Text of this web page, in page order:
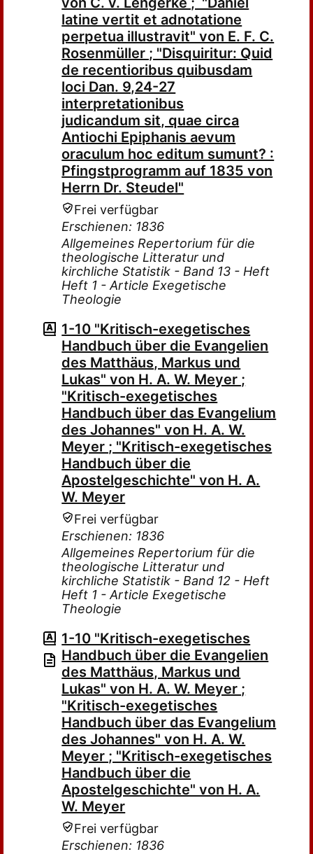
latine vertit et adnotatione
perpetua illustravit" von E. F. C.
Rosenmüller ; "Disquiritur: Quid
de recentioribus quibusdam
loci Dan. 9,24-27
interpretationibus
judicandum sit, quae circa
Antiochi Epiphanis aevum
oraculum hoc editum sumunt? :
Pfingstprogramm auf 1835 von
Herrn Dr. Steudel"
Frei verfügbar
Erschienen: 1836
Allgemeines Repertorium für die
theologische Litteratur und
kirchliche Statistik - Band 13 - Heft
Heft 1 - Article Exegetische
Theologie
1-10 "Kritisch-exegetisches
Handbuch über die Evangelien
des Matthäus, Markus und
Lukas" von H. A. W. Meyer ;
"Kritisch-exegetisches
Handbuch über das Evangelium
des Johannes" von H. A. W.
Meyer ; "Kritisch-exegetisches
Handbuch über die
Apostelgeschichte" von H. A.
W. Meyer
Frei verfügbar
Erschienen: 1836
Allgemeines Repertorium für die
theologische Litteratur und
kirchliche Statistik - Band 12 - Heft
Heft 1 - Article Exegetische
Theologie
1-10 "Kritisch-exegetisches
Handbuch über die Evangelien
des Matthäus, Markus und
Lukas" von H. A. W. Meyer ;
"Kritisch-exegetisches
Handbuch über das Evangelium
des Johannes" von H. A. W.
Meyer ; "Kritisch-exegetisches
Handbuch über die
Apostelgeschichte" von H. A.
W. Meyer
Frei verfügbar
Erschienen: 1836